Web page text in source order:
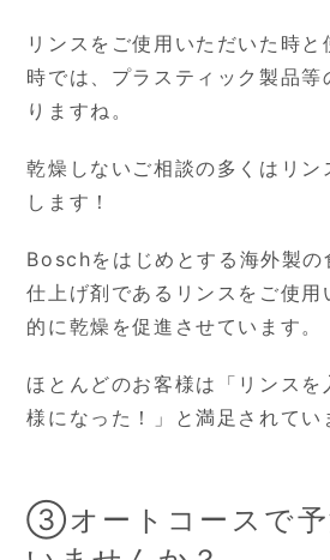
リンスをご使用いただいた時と
時では、プラスティック製品等
りますね。
乾燥しないご相談の多くはリン
します！
Boschをはじめとする海外製の
仕上げ剤であるリンスをご使用
的に乾燥を促進させています。
ほとんどのお客様は「リンスを
様になった！」と満足されてい
③オートコースで予